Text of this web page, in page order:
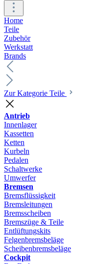
Home
Teile
Zubehör
Werkstatt
Brands
Zur Kategorie Teile
Antrieb
Innenlager
Kassetten
Ketten
Kurbeln
Pedalen
Schaltwerke
Umwerfer
Bremsen
Bremsflüssigkeit
Bremsleitungen
Bremsscheiben
Bremszüge & Teile
Entlüftungskits
Felgenbremsbeläge
Scheibenbremsbeläge
Cockpit